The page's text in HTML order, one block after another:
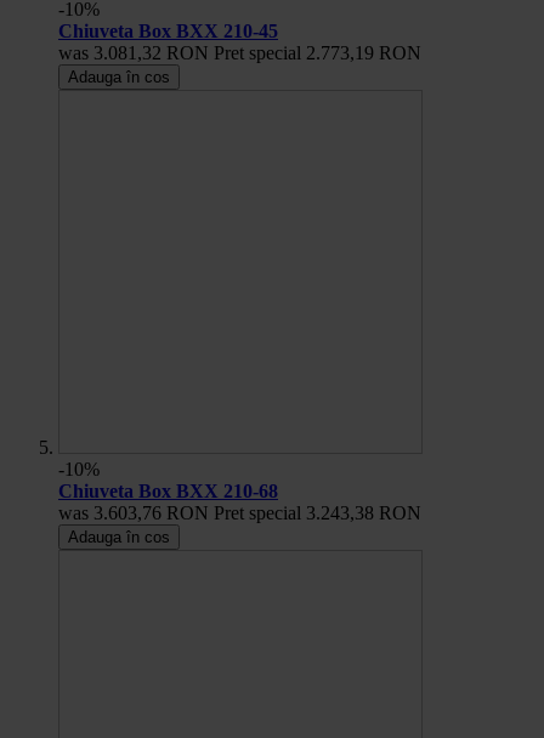
-10%
Chiuveta Box BXX 210-45
was 3.081,32 RON Pret special 2.773,19 RON
Adauga în cos
-10%
Chiuveta Box BXX 210-68
was 3.603,76 RON Pret special 3.243,38 RON
Adauga în cos